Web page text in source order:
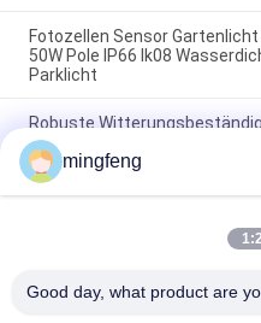
Fotozellen Sensor
50W Pole IP66 Ik08
Parklicht
Robuste
Photozelle 30W-240W für
LED-Parklampe Aluminium-
Beliebte
mingfeng
Good day, what product are